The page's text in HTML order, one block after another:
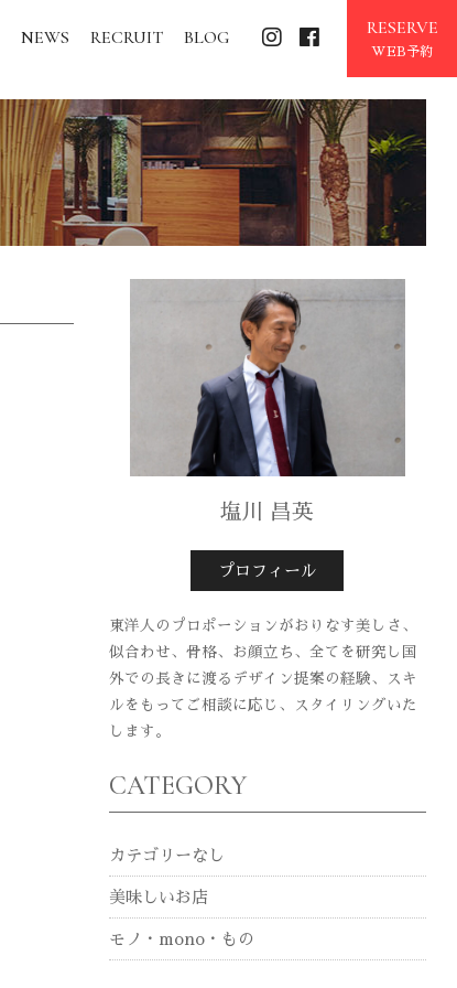
NEWS RECRUIT BLOG RESERVE
WEB予約
塩川 昌英
プロフィール
東洋人のプロポーションがおりなす美しさ、
似合わせ、骨格、お顔立ち、全てを研究し国
外での長きに渡るデザイン提案の経験、スキ
ルをもってご相談に応じ、スタイリングいた
します。
CATEGORY
カテゴリーなし
美味しいお店
モノ・mono・もの